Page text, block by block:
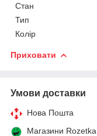
Стан
Тип
Колір
Приховати
Умови доставки
Нова Пошта
Магазини Rozetka